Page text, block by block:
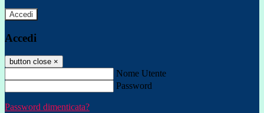
Accedi
Accedi
button close ×
Nome Utente
Password
Password dimenticata?